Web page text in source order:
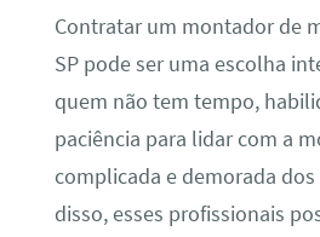
Contratar um montador de
SP pode ser uma escolha
quem não tem tempo,
paciência para lidar com a
complicada e demorada dos
disso, esses profissionais